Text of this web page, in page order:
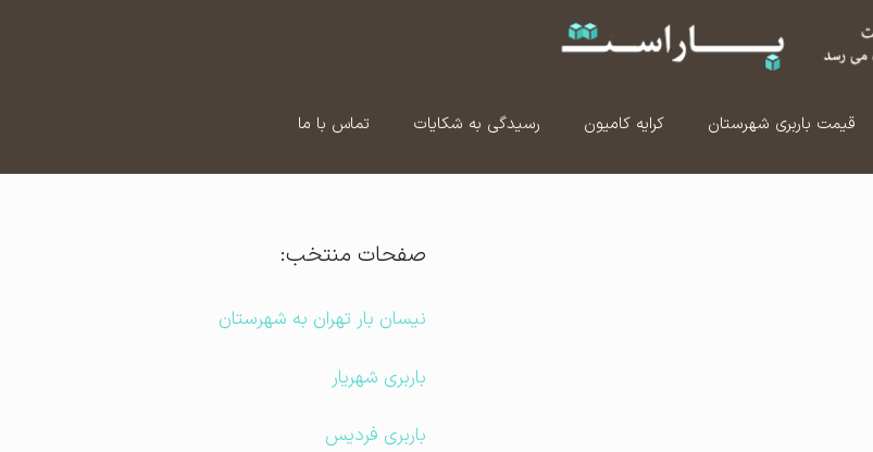
قیمت باربری شهرستان کرایه کامیون رسیدگی به شکایات تماس با ما
صفحات منتخب:
نیسان بار تهران به شهرستان
باربری شهریار
باربری فردیس